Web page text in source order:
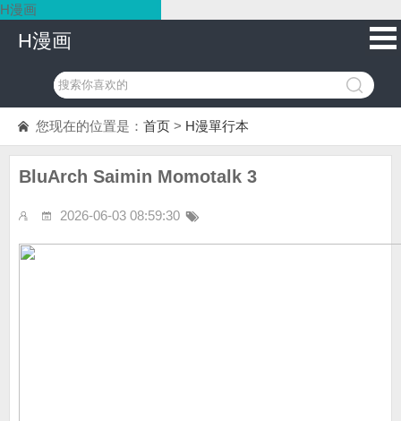
H漫画
H漫画
您现在的位置是： 首页 > H漫單行本
BluArch Saimin Momotalk 3
2026-06-03 08:59:30